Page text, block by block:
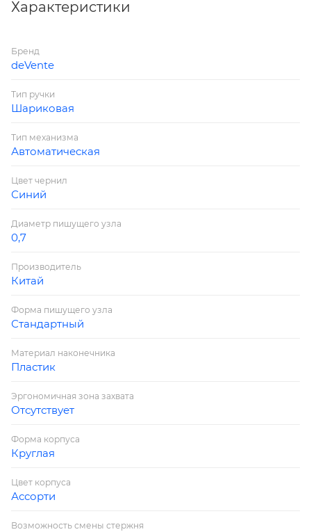
синяя.
Характеристики
Бренд
deVente
Тип ручки
Шариковая
Тип механизма
Автоматическая
Цвет чернил
Синий
Диаметр пишущего узла
0,7
Производитель
Китай
Форма пишущего узла
Стандартный
Материал наконечника
Пластик
Эргономичная зона захвата
Отсутствует
Форма корпуса
Круглая
Цвет корпуса
Ассорти
Возможность смены стержня